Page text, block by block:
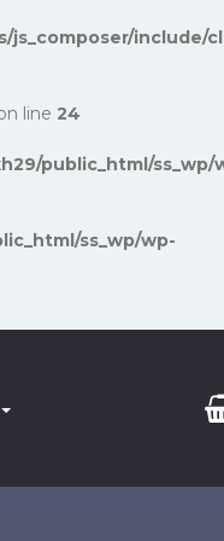
include/
line 24
public_html/ss_wp/
ss_wp/wp-